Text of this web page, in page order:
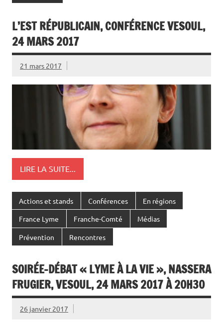
L’EST RÉPUBLICAIN, CONFÉRENCE VESOUL,
24 MARS 2017
21 mars 2017
LIRE LA SUITE...
Actions et stands Conférences En régions
France Lyme Franche-Comté Médias
Prévention Rencontres
SOIRÉE-DÉBAT « LYME À LA VIE », NASSERA
FRUGIER, VESOUL, 24 MARS 2017 À 20H30
26 janvier 2017